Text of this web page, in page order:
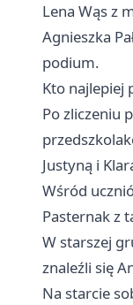
Lena Wąs z
Agnieszka
podium.
Kto najlepiej
Po zliczeniu
Justyną i
Wśród
Pasternak z
W starszej
znaleźli się
Na starcie